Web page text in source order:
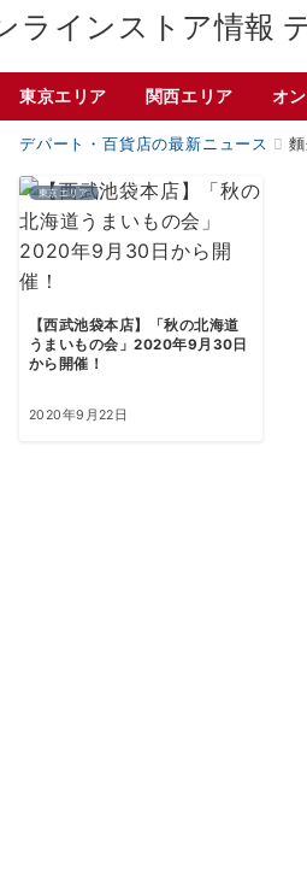
東京エリア 関西エリア オ
デパート・百貨店の最新ニュース
東京エリア
【西武池袋本店】「秋の北海道
うまいもの会」2020年9月30日
から開催！
2020年9月22日